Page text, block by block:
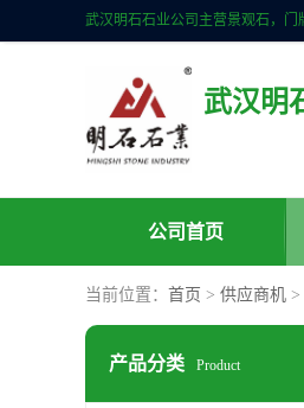
武汉明
公司首页
当前位置： 首页 > 供应商机 >
产品分类 Product